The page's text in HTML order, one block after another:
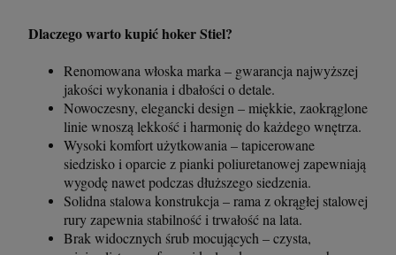
Dlaczego warto kupić hoker Stiel?
Renomowana włoska marka – gwarancja najwyższej
jakości wykonania i dbałości o detale.
Nowoczesny, elegancki design – miękkie, zaokrąglone
linie wnoszą lekkość i harmonię do każdego wnętrza.
Wysoki komfort użytkowania – tapicerowane
siedzisko i oparcie z pianki poliuretanowej zapewniają
wygodę nawet podczas dłuższego siedzenia.
Solidna stalowa konstrukcja – rama z okrągłej stalowej
rury zapewnia stabilność i trwałość na lata.
Brak widocznych śrub mocujących – czysta,